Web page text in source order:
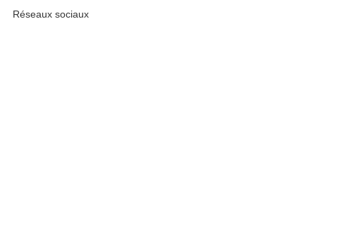
Réseaux sociaux